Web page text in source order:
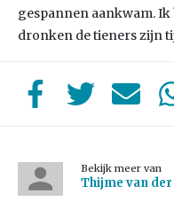
gespannen aankwam.
dronken de tieners zijn
Bekijk meer van
Thijme van